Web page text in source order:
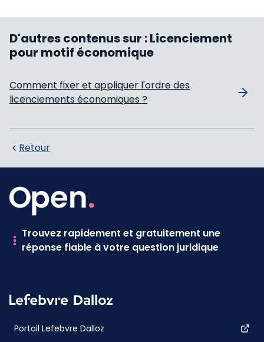
D'autres contenus sur :Licenciement
pour motif économique
Comment fixer et appliquer l'ordre des
licenciements économiques ?
Retour
Trouvez rapidement et gratuitement une
réponse fiable à votre question juridique
Portail Lefebvre Dalloz